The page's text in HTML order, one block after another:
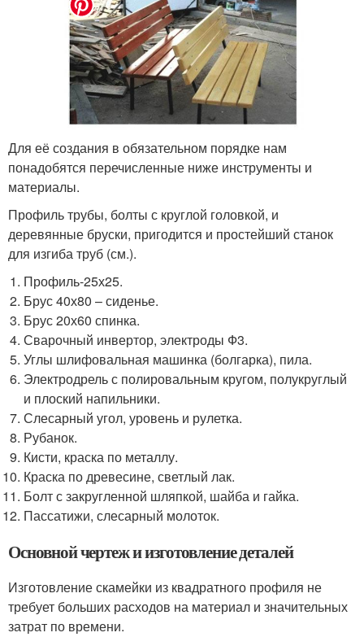
Для её создания в обязательном порядке нам
понадобятся перечисленные ниже инструменты и
материалы.
Профиль трубы, болты с круглой головкой, и
деревянные бруски, пригодится и простейший станок
для изгиба труб (см.).
Профиль-25х25.
Брус 40х80 – сиденье.
Брус 20х60 спинка.
Сварочный инвертор, электроды Ф3.
Углы шлифовальная машинка (болгарка), пила.
Электродрель с полировальным кругом, полукруглый
и плоский напильники.
Слесарный угол, уровень и рулетка.
Рубанок.
Кисти, краска по металлу.
Краска по древесине, светлый лак.
Болт с закругленной шляпкой, шайба и гайка.
Пассатижи, слесарный молоток.
Основной чертеж и изготовление деталей
Изготовление скамейки из квадратного профиля не
требует больших расходов на материал и значительных
затрат по времени.